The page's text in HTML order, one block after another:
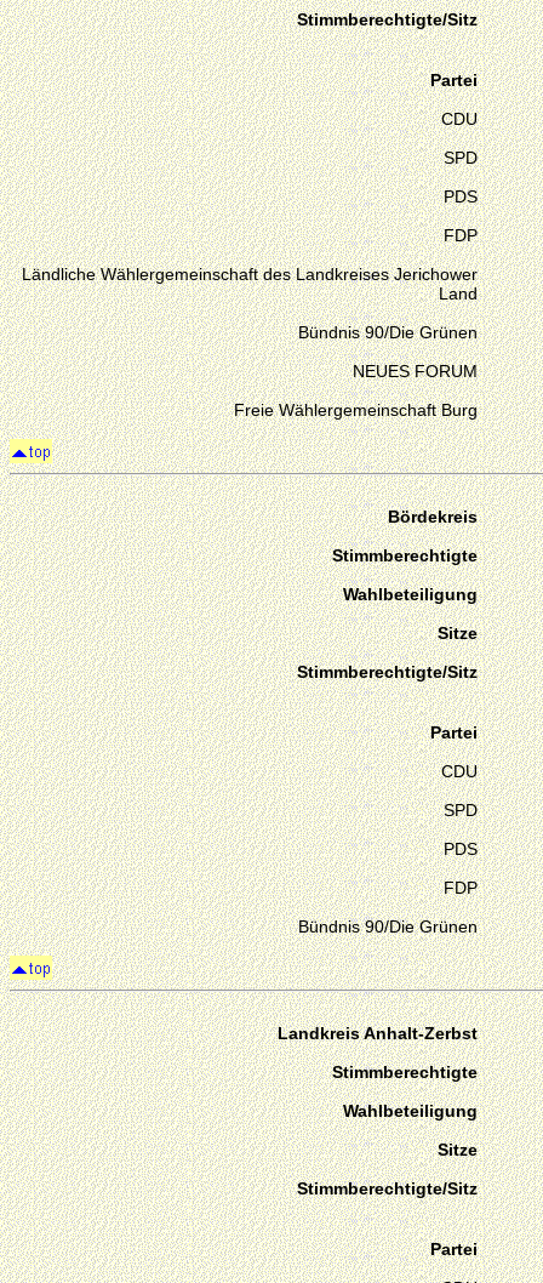
Stimmberechtigte/Sitz
Partei
CDU
SPD
PDS
FDP
Ländliche Wählergemeinschaft des Landkreises Jerichower
Land
Bündnis 90/Die Grünen
NEUES FORUM
Freie Wählergemeinschaft Burg
Bördekreis
Stimmberechtigte
Wahlbeteiligung
Sitze
Stimmberechtigte/Sitz
Partei
CDU
SPD
PDS
FDP
Bündnis 90/Die Grünen
Landkreis Anhalt-Zerbst
Stimmberechtigte
Wahlbeteiligung
Sitze
Stimmberechtigte/Sitz
Partei